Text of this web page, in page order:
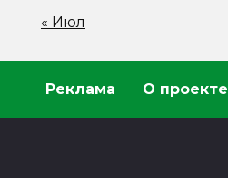
« Июл
Реклама О проекте